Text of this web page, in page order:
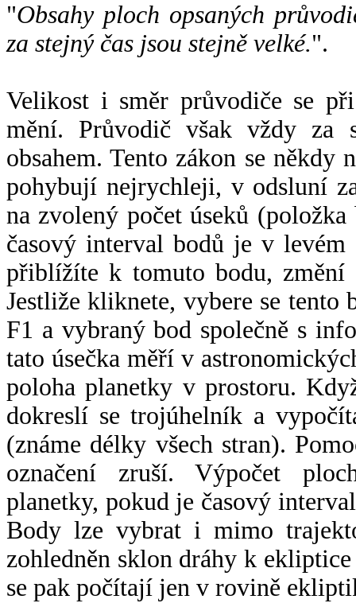
"Obsahy ploch opsaných
za stejný čas jsou stejně velké.".
Velikost i směr průvodiče se
mění. Průvodič však vždy za
obsahem. Tento zákon se někdy
pohybují nejrychleji, v odsluní
na zvolený počet úseků
časový interval bodů je v
přiblížíte k tomuto bodu,
Jestliže kliknete, vybere se tento
F1 a vybraný bod společně s
tato úsečka měří v
poloha planetky v prostoru.
dokreslí se trojúhelník a
(známe délky všech stran).
označení zruší. Výpočet
planetky, pokud je časový
Body lze vybrat i mimo
zohledněn sklon dráhy k
se pak počítají jen v rovině